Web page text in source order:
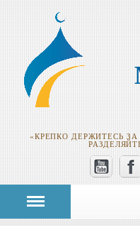
«КРЕПКО ДЕРЖИТЕСЬ